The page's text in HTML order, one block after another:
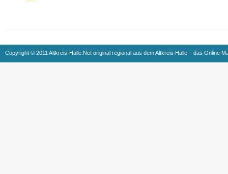
Copyright © 2011 Altkreis-Halle.Net original regional aus dem Altkreis Halle – das Online